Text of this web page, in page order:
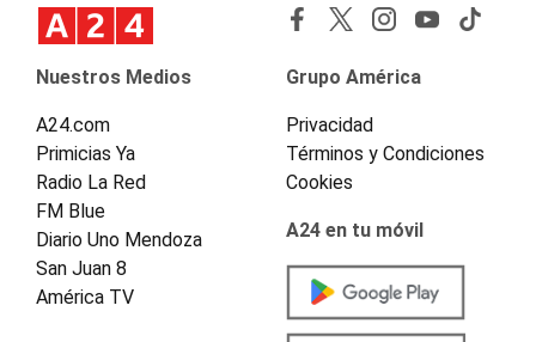
Nuestros Medios
A24.com
Primicias Ya
Radio La Red
FM Blue
Diario Uno Mendoza
San Juan 8
América TV
Grupo América
Privacidad
Términos y Condiciones
Cookies
A24 en tu móvil